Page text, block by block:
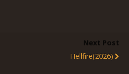
Next Post
Hellfire(2026)